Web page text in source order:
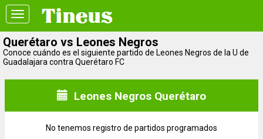
Toggle
navigation
Querétaro vs Leones Negros
Conoce cuándo es el siguiente partido de Leones Negros de la U de
Guadalajara contra Querétaro FC
Leones Negros Querétaro
No tenemos registro de partidos programados